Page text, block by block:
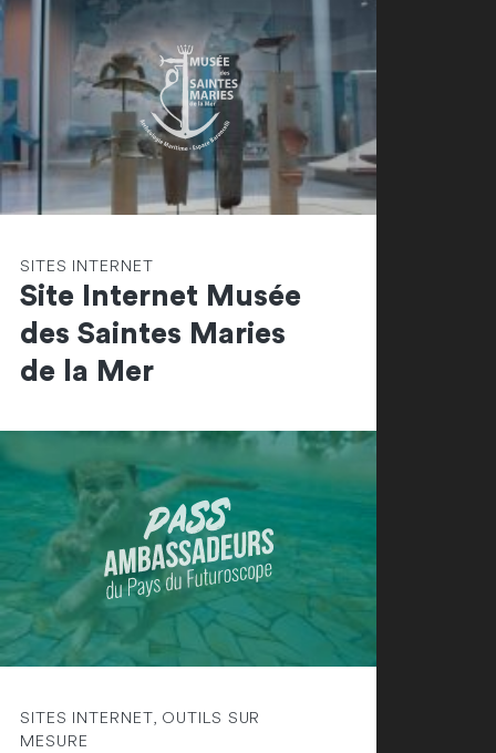
SITES INTERNET
Site Internet Musée
des Saintes Maries
de la Mer
SITES INTERNET, OUTILS SUR
MESURE